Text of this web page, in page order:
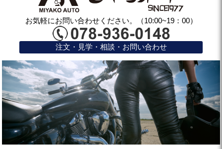
お気軽にお問い合わせください。（10:00~19：00）
注文・見学・相談・お問い合わせ